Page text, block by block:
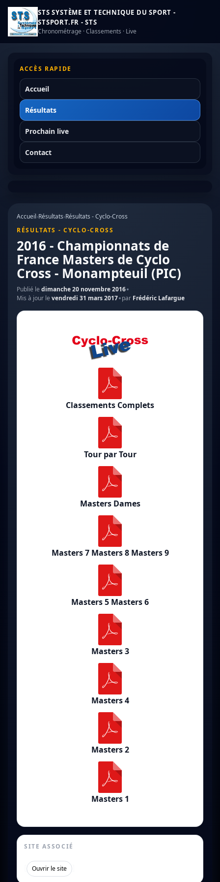
STS SYSTÈME ET TECHNIQUE DU SPORT -
STSPORT.FR - STS
Chronométrage · Classements · Live
ACCÈS RAPIDE
Accueil
Résultats
Prochain live
Contact
Accueil›Résultats›Résultats - Cyclo-Cross
RÉSULTATS - CYCLO-CROSS
2016 - Championnats de
France Masters de Cyclo
Cross - Monampteuil (PIC)
Publié le dimanche 20 novembre 2016
Mis à jour le vendredi 31 mars 2017 par Frédéric Lafargue
Classements Complets
Tour par Tour
Masters Dames
Masters 7 Masters 8 Masters 9
Masters 5 Masters 6
Masters 3
Masters 4
Masters 2
Masters 1
SITE ASSOCIÉ
Ouvrir le site